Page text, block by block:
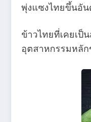
พุ่งแซงไทยขึ้นอั
ข้าวไทยที่เคยเป็
อุตสาหกรรมหลัก